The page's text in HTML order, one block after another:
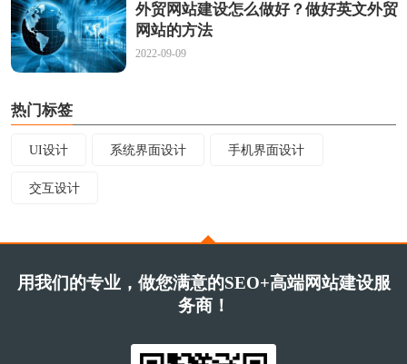
外贸网站建设怎么做好？做好英文外贸
网站的方法
2022-09-09
热门标签
UI设计 系统界面设计 手机界面设计
交互设计
用我们的专业，做您满意的SEO+高端网站建设服
务商！